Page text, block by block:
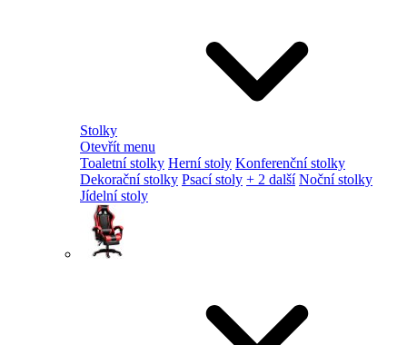
Stolky
Otevřít menu
Toaletní stolky Herní stoly Konferenční stolky
Dekorační stolky Psací stoly + 2 další Noční stolky
Jídelní stoly